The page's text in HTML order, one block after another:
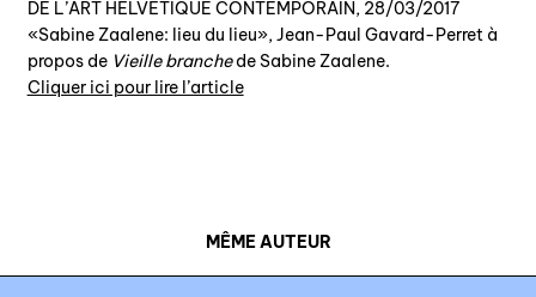
DE L’ART HÉLVÉTIQUE CONTEMPORAIN, 28/03/2017
«Sabine Zaalene: lieu du lieu», Jean-Paul Gavard-Perret à
propos de Vieille branchede Sabine Zaalene.
Cliquer ici pour lire l’article
MÊME AUTEUR